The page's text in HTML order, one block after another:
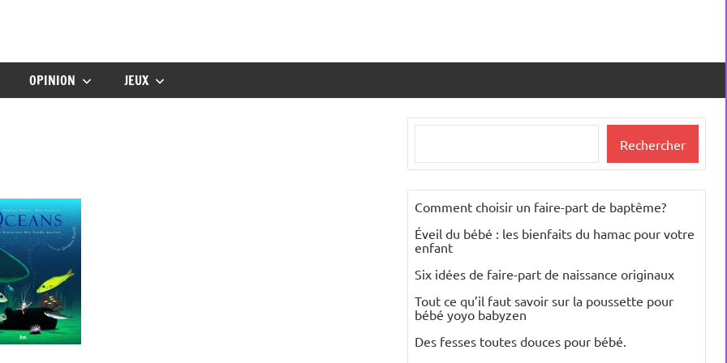
OPINION JEUX
Rechercher
Comment choisir un faire-part de baptême?
Éveil du bébé : les bienfaits du hamac pour votre
enfant
Six idées de faire-part de naissance originaux
Tout ce qu’il faut savoir sur la poussette pour
bébé yoyo babyzen
Des fesses toutes douces pour bébé.